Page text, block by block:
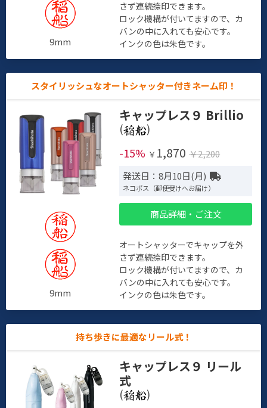
9mm
さず連続捺印できます。
ロック機構が付いてますので、カ
バンの中に入れても安心です。
インクの色は朱色です。
スタイリッシュなオートシャッター付きネーム印！
9mm
キャップレス９ Brillio
(
)
-15% ￥ 1,870 ￥2,200
発送日：8月10日(月)
ネコポス（郵便受けへお届け）
商品詳細・ご注文
オートシャッターでキャップを外
さず連続捺印できます。
ロック機構が付いてますので、カ
バンの中に入れても安心です。
インクの色は朱色です。
持ち歩きに最適なリール式！
キャップレス９ リール
式
(
)